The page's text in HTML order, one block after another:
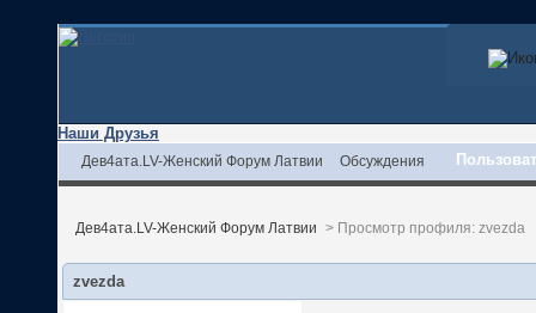
Наши Друзья
Дев4ата.LV-Женский Форум Латвии Обсуждения
Дев4ата.LV-Женский Форум Латвии > Просмотр профиля: zvezda
zvezda